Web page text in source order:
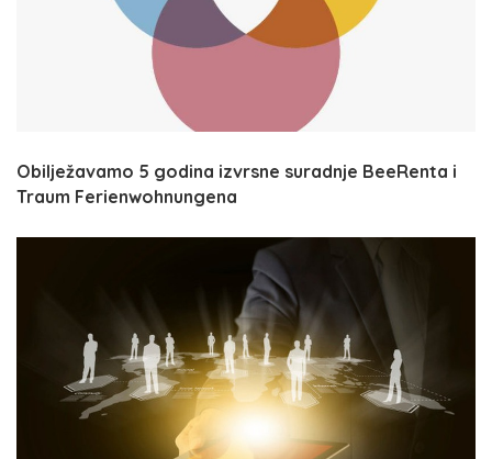
Obilježavamo 5 godina izvrsne suradnje BeeRenta i
Traum Ferienwohnungena